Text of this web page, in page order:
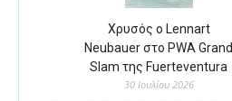
Χρυσός ο Lennart
Neubauer στο PWA Grand
Slam της Fuerteventura
30 Ιουλίου 2026